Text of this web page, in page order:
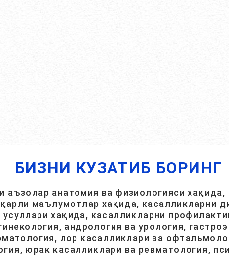
БИЗНИ КУЗАТИБ БОРИНГ
аъзолар анатомия ва физиологияси хақида,
маълумотлар хақида, касалликларни
хақида, касалликларни
андрология ва урология,
лор касалликлари ва
юрак касалликлари ва ревматология,